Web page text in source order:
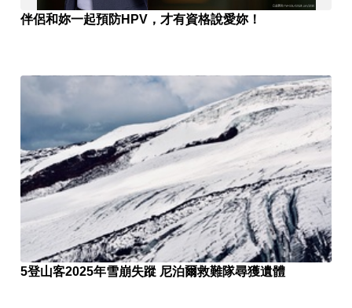
伴侶和妳一起預防HPV，才有資格說愛妳！
5登山客2025年雪崩失蹤 尼泊爾救難隊尋獲遺體